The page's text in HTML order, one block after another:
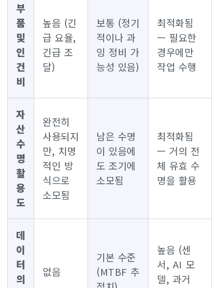
부
품
및
인
건
비
높음 (긴
급 요율,
긴급 조
달)
보통 (정기
적이나 과
잉 정비 가
능성 있음)
최적화됨
— 필요한
경우에만
작업 수행
자
산
수
명
활
용
도
완전히
사용되지
만, 치명
적인 방
식으로
소모됨
남은 수명
이 있음에
도 조기에
소모됨
최적화됨
— 거의 전
체 유효 수
명을 활용
데
이
터
의
없음
기본 수준
(MTBF 추
높음 (센
서, AI 모
델, 과거